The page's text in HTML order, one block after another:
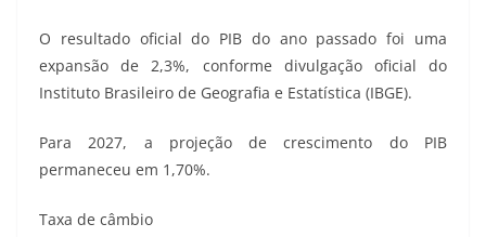
O resultado oficial do PIB do ano passado foi uma
expansão de 2,3%, conforme divulgação oficial do
Instituto Brasileiro de Geografia e Estatística (IBGE).
Para 2027, a projeção de crescimento do PIB
permaneceu em 1,70%.
Taxa de câmbio